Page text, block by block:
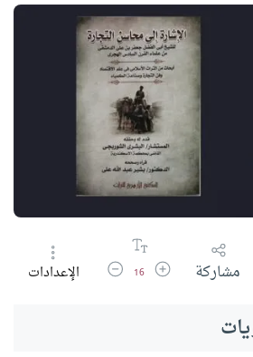
مشاركة زيادة حجم الخط
16 تقليل حجم الخط
الإعدادات